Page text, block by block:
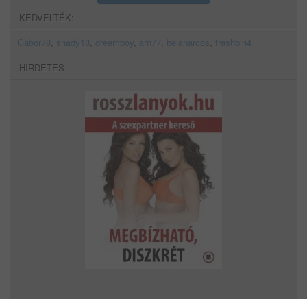
KEDVELTÉK:
Gabor78, shady18, dreamboy, arn77, belaharcos , trashbin4
HIRDETES